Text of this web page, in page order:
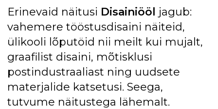
Erinevaid näitusi Disainiööl jagub:
vahemere tööstusdisaini näiteid,
ülikooli lõputöid nii meilt kui mujalt,
graafilist disaini, mõtisklusi
postindustraaliast ning uudsete
materjalide katsetusi. Seega,
tutvume näitustega lähemalt.